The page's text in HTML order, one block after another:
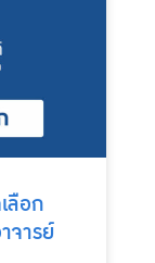
ลือก
จารย์